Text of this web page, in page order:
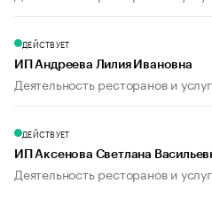
ДЕЙСТВУЕТ
ИП Андреева Лилия Ивановна
Деятельность ресторанов и
ДЕЙСТВУЕТ
ИП Аксенова Светлана
Деятельность ресторанов и